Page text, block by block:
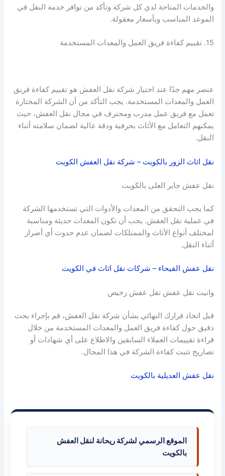
والخدمات المتاحة لدي كل شركة وتأكد من توافر خدمة النقل في
الموعد المناسب وبأسعار معقولة.
15. تقييم كفاءة فريق العمل والمعدات المستخدمة
عنصر مهم جدًا عند اختيار شركة نقل العفش هو تقييم كفاءة فريق
العمل والمعدات المستخدمة. يجب التأكد من أن الشركة المختارة
تعمل مع فريق عمل مدرب ومحترف في مجال نقل العفش، حيث
يمكنهم التعامل مع الأثاث بحرفية ودقة عالية لضمان سلامته أثناء
النقل.
نقل اثاث الزور بالكويت – شركة نقل العفش الكويت
نقل عفش جابر العلى بالكويت
كما يجب التحقق من المعدات والأدوات التي تستخدمها الشركة
في عملية نقل العفش. يجب أن تكون المعدات حديثة ومناسبة
لمختلف أنواع الأثاث والممتلكات لضمان عدم حدوث أي أضرار
أثناء النقل.
نقل عفش الفيحاء – شركات نقل اثاث في الكويت
وانيت نقل عفش نقل عفش رخيص
قبل اتخاذ قرارك النهائي بشأن شركة نقل العفش، قم بإجراء بحث
دقيق حول كفاءة فريق العمل والمعدات المستخدمة من خلال
قراءة تقييمات العملاء السابقين والاطلاع على أي شهادات أو
تصاريح تثبت كفاءة الشركة في هذا المجال.
نقل عفش العديلية بالكويت
الموقع الرسمي لشركة ريحانة لنقل العفش
بالكويت